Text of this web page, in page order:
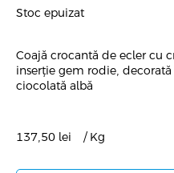
Stoc epuizat
Coajă crocantă de ecler cu
inserție gem rodie,
ciocolată albă
137,50 lei / Kg